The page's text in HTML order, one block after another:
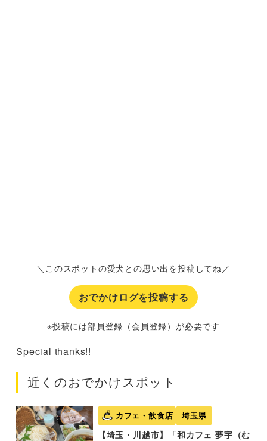
＼このスポットの愛犬との思い出を投稿してね／
おでかけログを投稿する
※投稿には部員登録（会員登録）が必要です
Special thanks!!
近くのおでかけスポット
カフェ・飲食店 埼玉県
【埼玉・川越市】「和カフェ 夢宇（む